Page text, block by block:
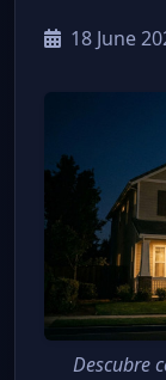
18 June
Descubre